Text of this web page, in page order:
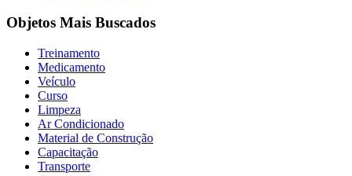
Objetos Mais Buscados
Treinamento
Medicamento
Veículo
Curso
Limpeza
Ar Condicionado
Material de Construção
Capacitação
Transporte